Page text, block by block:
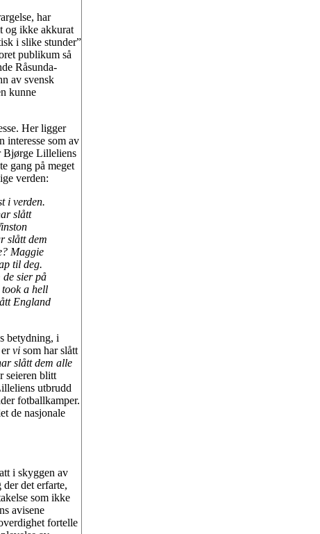
har
og ikke akkurat
i slike stunder”
publikum så
Råsunda-
av svensk
kunne
Her ligger
interesse som av
Bjørge Lilleliens
gang på meget
verden:
i verden.
slått
slått dem
Maggie
til deg.
de sier på
a hell
England
betydning, i
visom har slått
slått dem alle
seieren blitt
utbrudd
fotballkamper.
de nasjonale
i skyggen av
det erfarte,
som ikke
avisene
fortelle